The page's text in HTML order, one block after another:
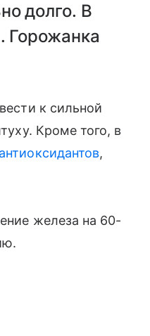
долго. В
Горожанка
к сильной
Кроме того, в
антиоксидантов,
железа на 60-